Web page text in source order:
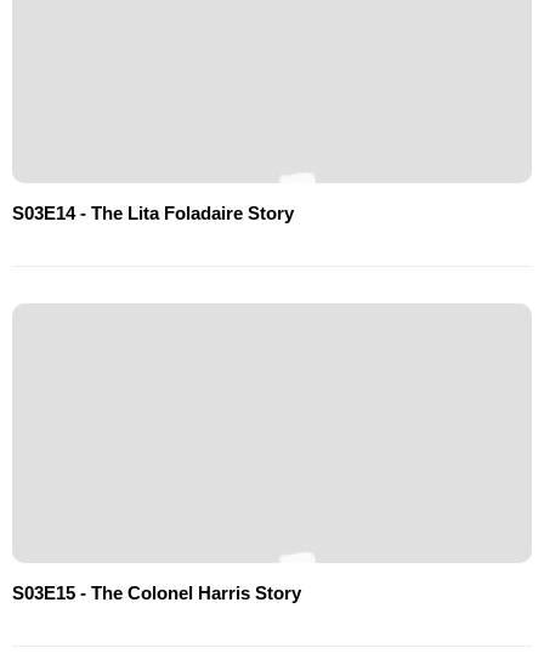
S03E14 - The Lita Foladaire Story
S03E15 - The Colonel Harris Story